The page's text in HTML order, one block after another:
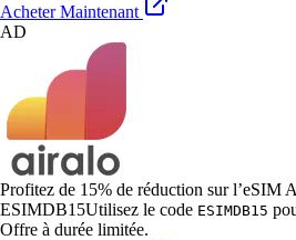
Acheter Maintenant
AD
Profitez de 15% de réduction sur l’eSIM
ESIMDB15Utilisez le code ESIMDB15
Offre à durée limitée.